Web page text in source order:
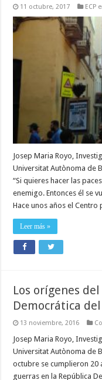
11 octubre, 2017 ECP
Josep Maria Royo,
Universitat Autònoma de
“Si quieres hacer las
enemigo. Entonces él se
Hace unos años el Centro
Leer más »
Los orígenes
Democrática del
13 noviembre, 2016
Josep Maria Royo,
Universitat Autònoma de
octubre se cumplieron 20
guerras en la República